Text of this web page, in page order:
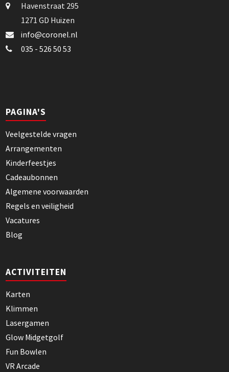
Havenstraat 295
1271 GD Huizen
info@coronel.nl
035 - 526 50 53
PAGINA'S
Veelgestelde vragen
Arrangementen
Kinderfeestjes
Cadeaubonnen
Algemene voorwaarden
Regels en veiligheid
Vacatures
Blog
ACTIVITEITEN
Karten
Klimmen
Lasergamen
Glow Midgetgolf
Fun Bowlen
VR Arcade